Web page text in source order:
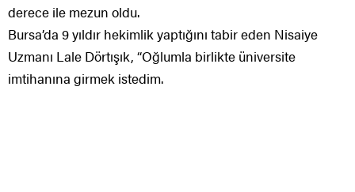
derece ile mezun oldu.
Bursa’da 9 yıldır hekimlik yaptığını tabir eden Nisaiye
Uzmanı Lale Dörtışık, “Oğlumla birlikte üniversite
imtihanına girmek istedim.